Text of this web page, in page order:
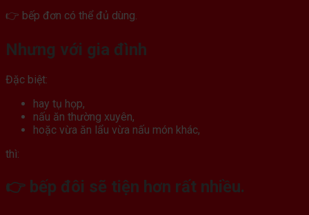
👉 bếp đơn có thể đủ dùng.
Nhưng với gia đình
Đặc biệt:
hay tụ họp,
nấu ăn thường xuyên,
hoặc vừa ăn lẩu vừa nấu món khác,
thì:
👉 bếp đôi sẽ tiện hơn rất nhiều.